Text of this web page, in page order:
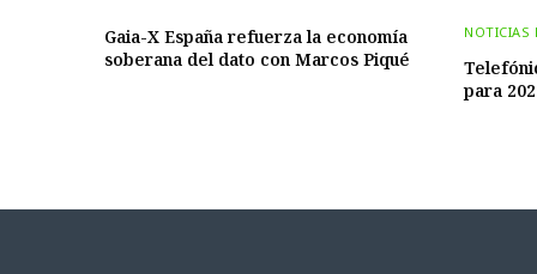
Gaia-X España refuerza la economía
soberana del dato con Marcos Piqué
NOTICIAS
para